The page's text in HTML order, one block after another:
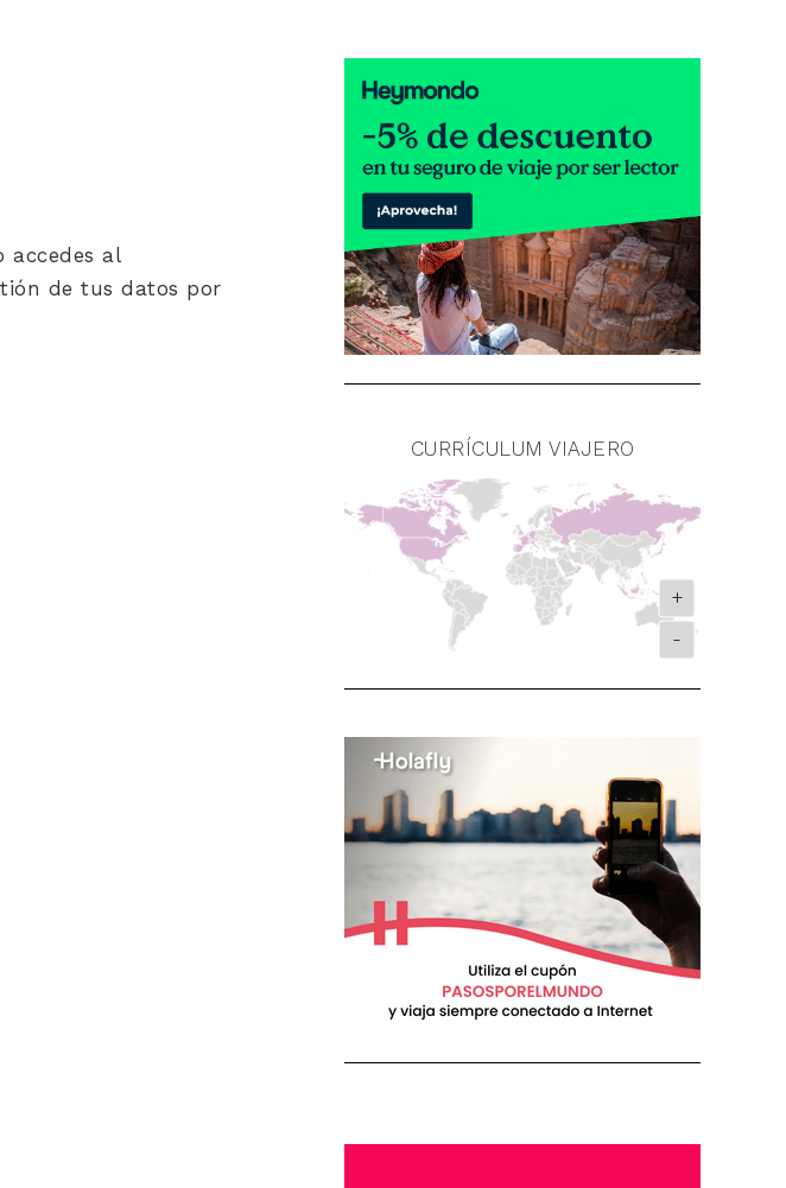
accedes al
de tus datos por
CURRÍCULUM VIAJERO
+
-